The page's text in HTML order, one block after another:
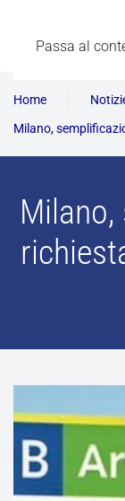
Passa al
Home
Milano,